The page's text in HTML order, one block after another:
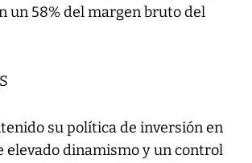
un 58% del margen bruto del
su política de inversión en
elevado dinamismo y un control